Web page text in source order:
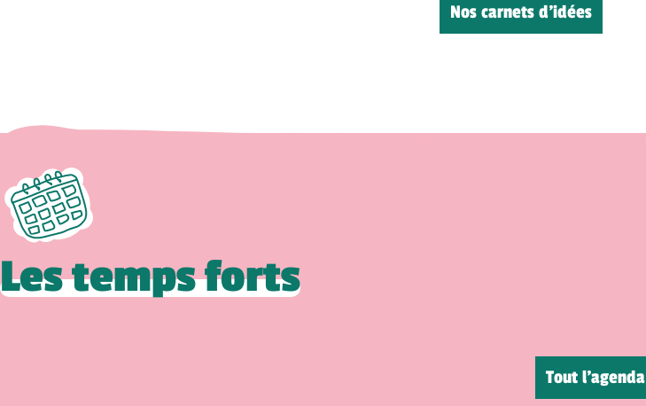
Nos carnets d’idées
Les temps forts
Tout l’agenda